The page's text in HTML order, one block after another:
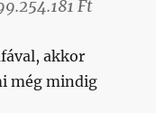
Ft
akkor
még mindig